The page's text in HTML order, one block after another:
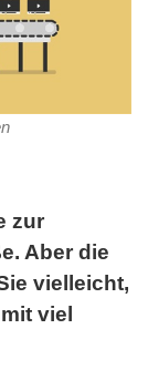
zur
Aber die
vielleicht,
viel